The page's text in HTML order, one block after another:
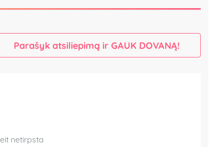
Parašyk atsiliepimą ir GAUK DOVANĄ!
netirpsta